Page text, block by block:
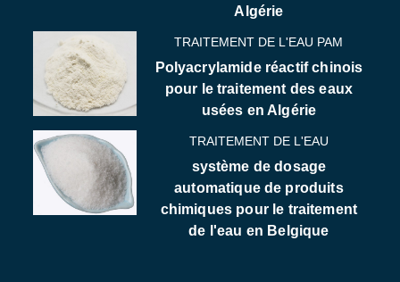
Algérie
TRAITEMENT DE L'EAU PAM
Polyacrylamide réactif chinois
pour le traitement des eaux
usées en Algérie
TRAITEMENT DE L'EAU
système de dosage
automatique de produits
chimiques pour le traitement
de l'eau en Belgique